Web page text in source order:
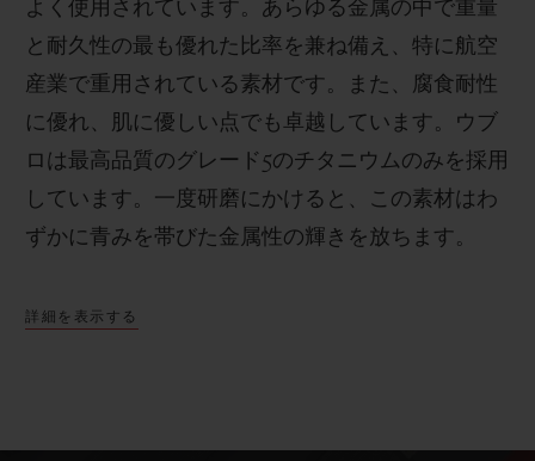
よく使用されています。あらゆる金属の中で重量
と耐久性の最も優れた比率を兼ね備え、特に航空
産業で重用されている素材です。また、腐食耐性
に優れ、肌に優しい点でも卓越しています。ウブ
ロは最高品質のグレード 5のチタニウムのみを採用
しています。一度研磨にかけると、この素材はわ
ずかに青みを帯びた金属性の輝きを放ちます。
詳細を表示する